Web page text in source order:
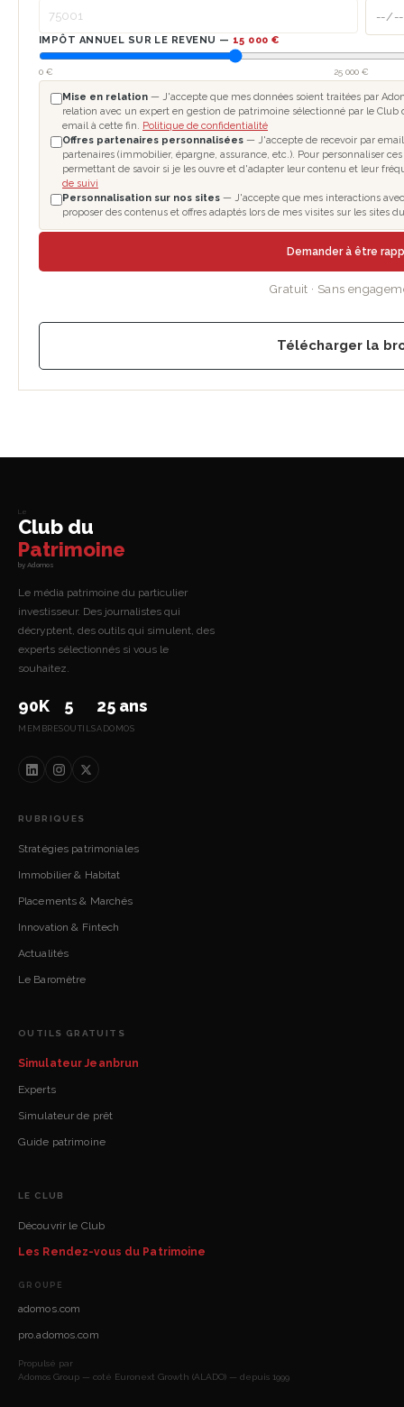
IMPÔT ANNUEL SUR LE REVENU — 15 000 €
0 € 25 000 €
Mise en relation — J'accepte que mes données soient traitées par
relation avec un expert en gestion de patrimoine sélectionné par le
email à cette fin. Politique de confidentialité
Offres partenaires personnalisées — J'accepte de recevoir par email
partenaires (immobilier, épargne, assurance, etc.). Pour personnaliser
permettant de savoir si je les ouvre et d'adapter leur contenu et leur
de suivi
Personnalisation sur nos sites — J'accepte que mes interactions
proposer des contenus et offres adaptés lors de mes visites sur les sites
Demander à être
Gratuit · Sans
Télécharger la
Le
Club du
Patrimoine
by Adomos
Le média patrimoine du particulier
investisseur. Des journalistes qui
décryptent, des outils qui simulent, des
experts sélectionnés si vous le
souhaitez.
90K
MEMBRES
5
OUTILS
25 ans
ADOMOS
RUBRIQUES
Stratégies patrimoniales
Immobilier & Habitat
Placements & Marchés
Innovation & Fintech
Actualités
Le Baromètre
OUTILS GRATUITS
Simulateur Jeanbrun
Experts
Simulateur de prêt
Guide patrimoine
LE CLUB
Découvrir le Club
Les Rendez-vous du Patrimoine
GROUPE
adomos.com
pro.adomos.com
Propulsé par
Adomos Group — coté Euronext Growth (ALADO) — depuis 1999